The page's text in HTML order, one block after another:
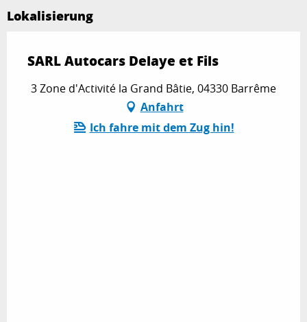
Lokalisierung
SARL Autocars Delaye et Fils
3 Zone d'Activité la Grand Bâtie, 04330 Barrême
Anfahrt
Ich fahre mit dem Zug hin!